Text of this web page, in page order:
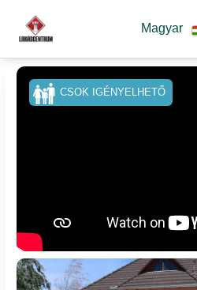
Magyar
CSOK IGÉNYELHETŐ